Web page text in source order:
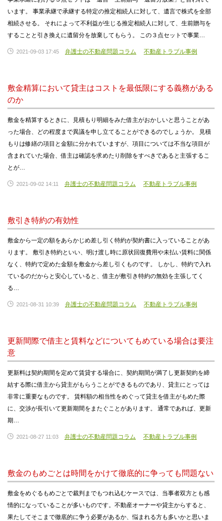
います。 事業承継で承継する特定の推定相続人に対して、遺言で株式を全部
相続させる。 それによって不利益が生じる推定相続人に対して、生前贈与を
することと引き換えに遺留分を放棄してもらう。 この３点セットで事業…
2021-09-03 17:45 弁護士の不動産問題コラム 不動産トラブル事例
敷金精算において貸主はコストを最低限にする義務がある
のか
敷金を精算するときに、見積もり明細をみた借主がおかしいと思うことがあ
った場合、どの程度まで異議を申し立てることができるのでしょうか。 見積
もりは修繕の項目と金額に分かれていますが、項目については不当な項目が
含まれていた場合、借主は確認を求めたり削除をすべきであると主張するこ
とが…
2021-09-02 14:11 弁護士の不動産問題コラム 不動産トラブル事例
敷引き特約の有効性
敷金から一定の額をあらかじめ差し引く特約が契約書に入っていることがあ
ります。 敷引き特約といい、明け渡し時に原状回復費用や未払い賃料に関係
なく、特約で定めた金額を敷金から差し引くものです。 しかし、特約で入れ
ているのだからと安心していると、借主が敷引き特約の無効を主張してく
る…
2021-08-31 10:39 弁護士の不動産問題コラム 不動産トラブル事例
更新間際で借主と賃料などについてもめている場合は要注
意
更新料は契約期間を定めて賃貸する場合に、契約期間が満了し更新契約を締
結する際に借主から貸主がもらうことができるものであり、貸主にとっては
非常に重要なものです。 賃料額の相当性をめぐって貸主を借主がもめた際
に、交渉が長引いて更新期間をまたぐことがあります。 通常であれば、更新
期…
2021-08-27 11:03 弁護士の不動産問題コラム 不動産トラブル事例
敷金のもめごとは時間をかけて徹底的に争っても問題ない
敷金をめぐるもめごとで裁判までもつれ込むケースでは、当事者双方とも感
情的になっていることが多いものです。不動産オーナーや貸主からすると、
果たしてそこまで徹底的に争う必要があるか、悩まれる方も多いかと思いま